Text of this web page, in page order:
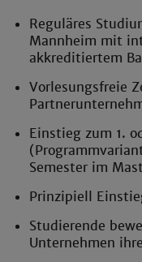
Reguläres
Mannheim mit
akkreditiertem
Vorlesungsfreie
Einstieg zum 1.
(
Semester im
Prinzipiell
Studierende
Unternehmen